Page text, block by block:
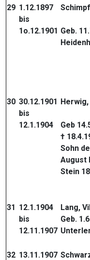
29 1.12.1897
bis
1o.12.1901 Geb.
30 30.12.1901
bis
12.1.1904
Geb
†
Sohn
August
Stein
31 12.1.1904
bis
12.11.1907
Lang,
Geb.
32 13.11.1907